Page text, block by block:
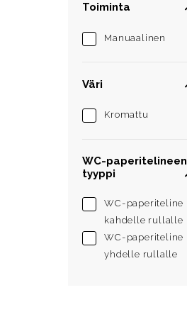
Toiminta
Manuaalinen
Väri
Kromattu
WC-paperitelineen
tyyppi
WC-paperiteline
kahdelle rullalle
WC-paperiteline
yhdelle rullalle